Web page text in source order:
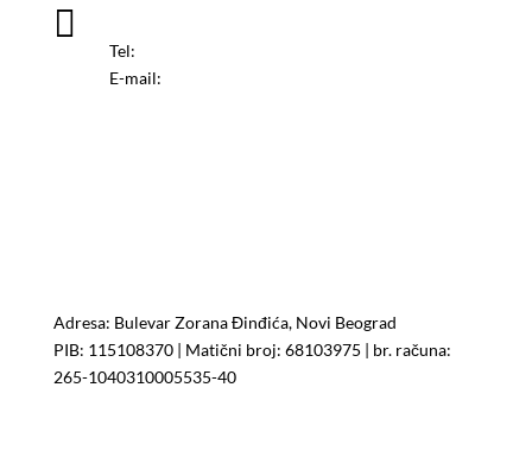

Tel:
E-mail:
Adresa: Bulevar Zorana Đinđića, Novi Beograd
PIB: 115108370| Matični broj: 68103975 | br. računa:
265-1040310005535-40